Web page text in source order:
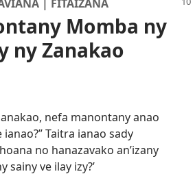
| FITAIZANA
Momba ny
ny Zanakao
nefa manontany anao
Taitra ianao sady
no hanazavako an’izany
sainy ve ilay izy?’